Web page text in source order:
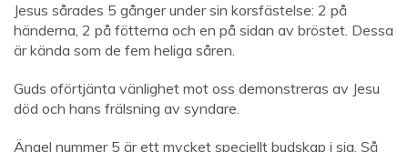
Jesus sårades 5 gånger under sin korsfästelse: 2 på
händerna, 2 på fötterna och en på sidan av bröstet. Dessa
är kända som de fem heliga såren.
Guds oförtjänta vänlighet mot oss demonstreras av Jesu
död och hans frälsning av syndare.
Ängel nummer 5 är ett mycket speciellt budskap i sig. Så